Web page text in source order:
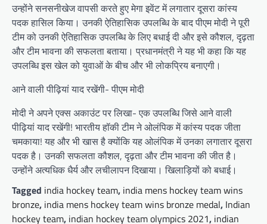
उन्होंने सनसनीखेज वापसी करते हुए मेगा इवेंट में लगातार दूसरा कांस्य
पदक हासिल किया। उनकी ऐतिहासिक उपलब्धि के बाद पीएम मोदी ने पूरी
टीम को उनकी ऐतिहासिक उपलब्धि के लिए बधाई दी और इसे कौशल, दृढ़ता
और टीम भावना की सफलता बताया। प्रधानमंत्री ने यह भी कहा कि यह
उपलब्धि इस खेल को युवाओं के बीच और भी लोकप्रिय बनाएगी।
आने वाली पीढ़ियां याद रखेंगी- पीएम मोदी
मोदी ने अपने एक्स अकाउंट पर लिखा- एक उपलब्धि जिसे आने वाली
पीढ़ियां याद रखेंगी! भारतीय हॉकी टीम ने ओलंपिक में कांस्य पदक जीता
चमकाया! यह और भी खास है क्योंकि यह ओलंपिक में उनका लगातार दूसरा
पदक है। उनकी सफलता कौशल, दृढ़ता और टीम भावना की जीत है।
उन्होंने अत्यधिक धैर्य और लचीलापन दिखाया। खिलाड़ियों को बधाई।
Tagged india hockey team, india mens hockey team wins
bronze, india mens hockey team wins bronze medal, Indian
hockey team, indian hockey team olympics 2021, indian